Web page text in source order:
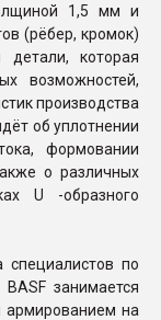
1,5 мм и
(рёбер, кромок)
которая
возможностей,
производства
об уплотнении
формовании
о различных
U -образного
специалистов по
занимается
армированием на